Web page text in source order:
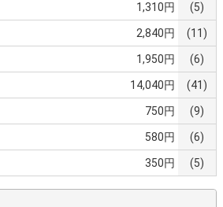
1,310円 (5)
2,840円 (11)
1,950円 (6)
14,040円 (41)
750円 (9)
580円 (6)
350円 (5)